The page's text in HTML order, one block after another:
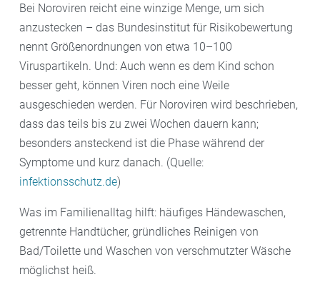
Bei Noroviren reicht eine winzige Menge, um sich
anzustecken – das Bundesinstitut für Risikobewertung
nennt Größenordnungen von etwa 10–100
Viruspartikeln. Und: Auch wenn es dem Kind schon
besser geht, können Viren noch eine Weile
ausgeschieden werden. Für Noroviren wird beschrieben,
dass das teils bis zu zwei Wochen dauern kann;
besonders ansteckend ist die Phase während der
Symptome und kurz danach. (Quelle:
infektionsschutz.de)
Was im Familienalltag hilft: häufiges Händewaschen,
getrennte Handtücher, gründliches Reinigen von
Bad/Toilette und Waschen von verschmutzter Wäsche
möglichst heiß.